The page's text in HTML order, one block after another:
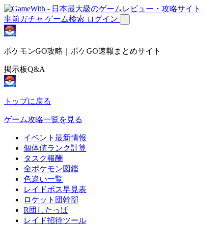
事前ガチャ ゲーム検索 ログイン
ポケモンGO攻略｜ポケGO速報まとめサイト
掲示板Q&A
トップに戻る
ゲーム攻略一覧を見る
イベント最新情報
個体値ランク計算
タスク報酬
全ポケモン図鑑
色違い一覧
レイドボス早見表
ロケット団幹部
R団したっぱ
レイド招待ツール